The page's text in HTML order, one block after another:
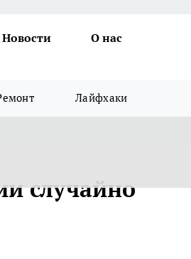
Новости
О нас
Лайфхаки
случайно